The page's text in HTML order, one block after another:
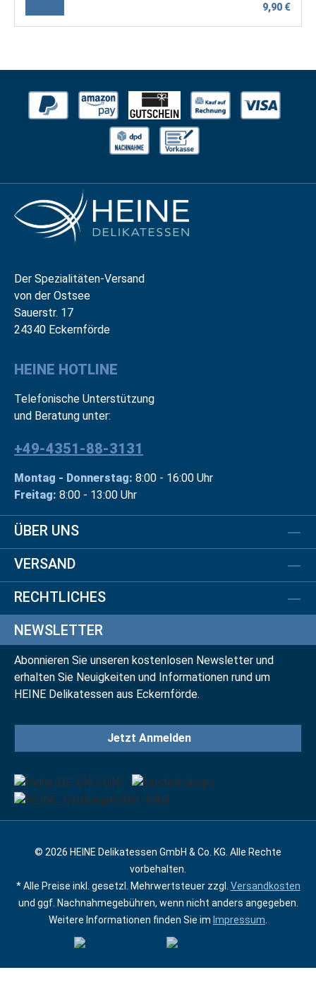
9,90 €
Der Spezialitäten-Versand
von der Ostsee
Sauerstr. 17
24340 Eckernförde
HEINE HOTLINE
Telefonische Unterstützung
und Beratung unter:
+49-4351-88-3131
Montag - Donnerstag: 8:00 - 16:00 Uhr
Freitag: 8:00 - 13:00 Uhr
ÜBER UNS
VERSAND
RECHTLICHES
NEWSLETTER
Abonnieren Sie unseren kostenlosen Newsletter und
erhalten Sie Neuigkeiten und Informationen rund um
HEINE Delikatessen aus Eckernförde.
Jetzt Anmelden
© 2026 HEINE Delikatessen GmbH & Co. KG. Alle Rechte
vorbehalten.
* Alle Preise inkl. gesetzl. Mehrwertsteuer zzgl. Versandkosten
und ggf. Nachnahmegebühren, wenn nicht anders angegeben.
Weitere Informationen finden Sie im Impressum.